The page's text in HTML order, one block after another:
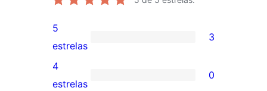
3
avaliações
com
5
estrelas
3
0
4
estrelas
0